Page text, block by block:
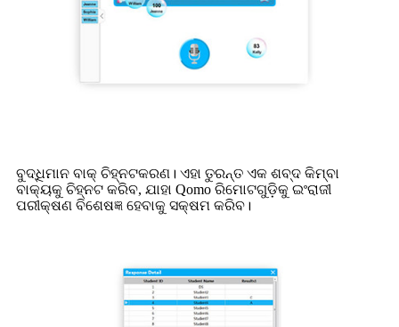
ବୁଦ୍ଧିମାନ ବାକ୍ ଚିହ୍ନଟକରଣ। ଏହା ତୁରନ୍ତ ଏକ ଶବ୍ଦ କିମ୍ବା
ବାକ୍ୟକୁ ଚିହ୍ନଟ କରିବ, ଯାହା Qomo ରିମୋଟଗୁଡ଼ିକୁ ଇଂରାଜୀ
ପରୀକ୍ଷଣ ବିଶେଷଜ୍ଞ ହେବାକୁ ସକ୍ଷମ କରିବ।